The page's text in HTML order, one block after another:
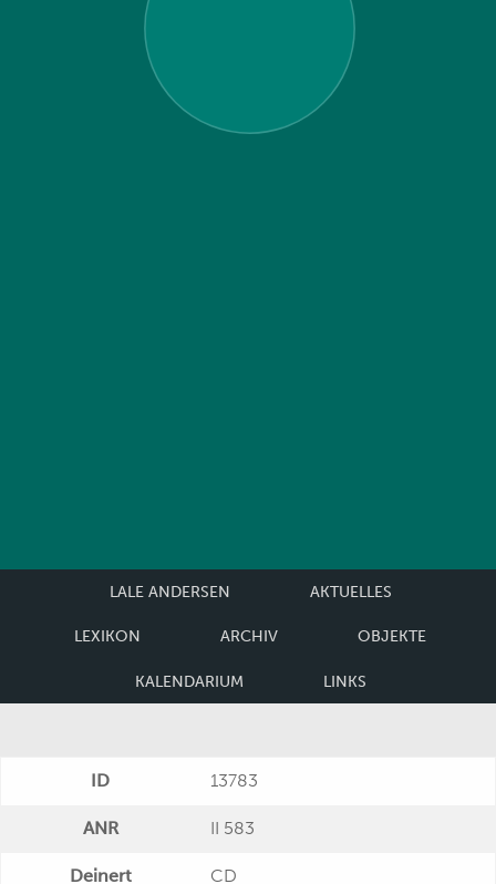
LALE ANDERSEN AKTUELLES
LEXIKON ARCHIV OBJEKTE
KALENDARIUM LINKS
ID 13783
ANR II 583
Deinert CD